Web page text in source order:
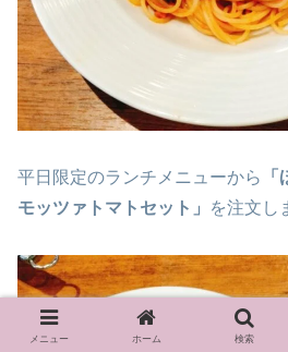
平日限定のランチメニューから
モッツァトマトセット」
を注文し
メニュー ホーム 検索